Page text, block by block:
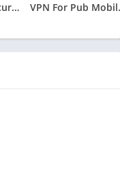
Speed VPN - Secure VPN Proxy